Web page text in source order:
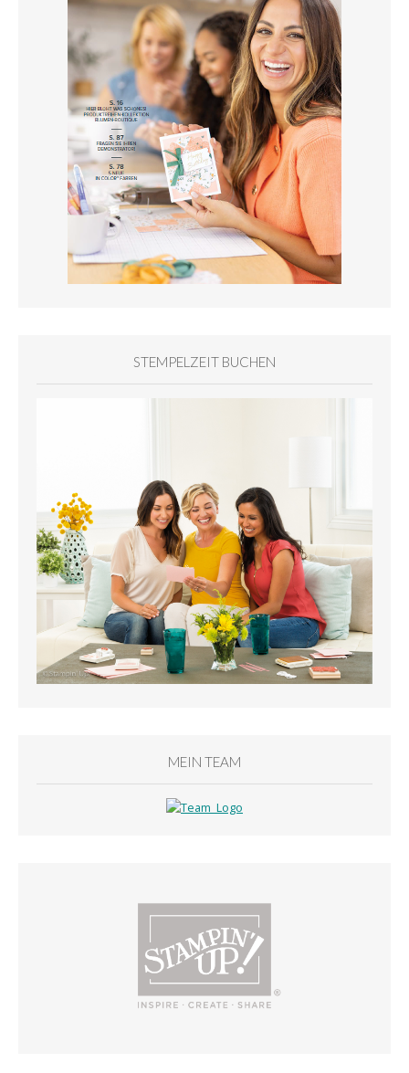
STEMPELZEIT BUCHEN
MEIN TEAM